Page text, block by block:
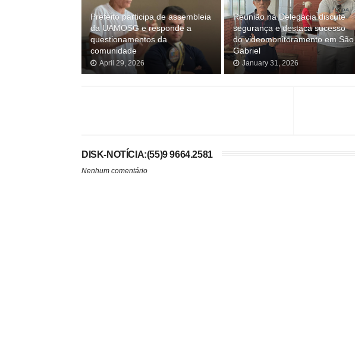
Prefeito participa de assembleia
da UAMOSG e responde a
questionamentos da
comunidade
April 29, 2026
Reunião na Delegacia discute
segurança e destaca sucesso
do videomonitoramento em São
Gabriel
January 31, 2026
DISK-NOTÍCIA:(55)9 9664.2581
Nenhum comentário